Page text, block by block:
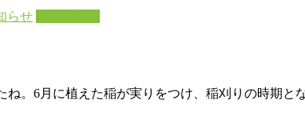
らせ
。6月に植えた稲が実りをつけ、稲刈りの時期と